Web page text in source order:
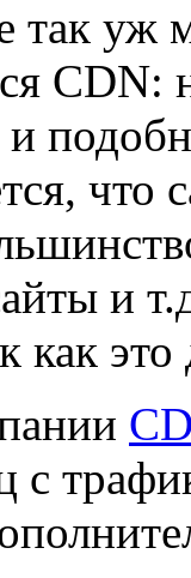
так уж
CDN:
и
что
и
как
с